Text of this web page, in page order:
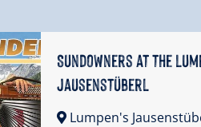
Sundowners at the
Jausenstüberl
Lumpen's